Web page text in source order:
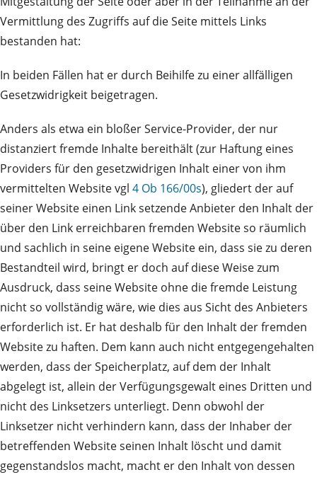
Vermittlung des Zugriffs auf die Seite mittels Links
bestanden hat:
In beiden Fällen hat er durch Beihilfe zu einer allfälligen
Gesetzwidrigkeit beigetragen.
Anders als etwa ein bloßer Service-Provider, der nur
distanziert fremde Inhalte bereithält (zur Haftung eines
Providers für den gesetzwidrigen Inhalt einer von ihm
vermittelten Website vgl 4 Ob 166/00s), gliedert der auf
seiner Website einen Link setzende Anbieter den Inhalt der
über den Link erreichbaren fremden Website so räumlich
und sachlich in seine eigene Website ein, dass sie zu deren
Bestandteil wird, bringt er doch auf diese Weise zum
Ausdruck, dass seine Website ohne die fremde Leistung
nicht so vollständig wäre, wie dies aus Sicht des Anbieters
erforderlich ist. Er hat deshalb für den Inhalt der fremden
Website zu haften. Dem kann auch nicht entgegengehalten
werden, dass der Speicherplatz, auf dem der Inhalt
abgelegt ist, allein der Verfügungsgewalt eines Dritten und
nicht des Linksetzers unterliegt. Denn obwohl der
Linksetzer nicht verhindern kann, dass der Inhaber der
betreffenden Website seinen Inhalt löscht und damit
gegenstandslos macht, macht er den Inhalt von dessen